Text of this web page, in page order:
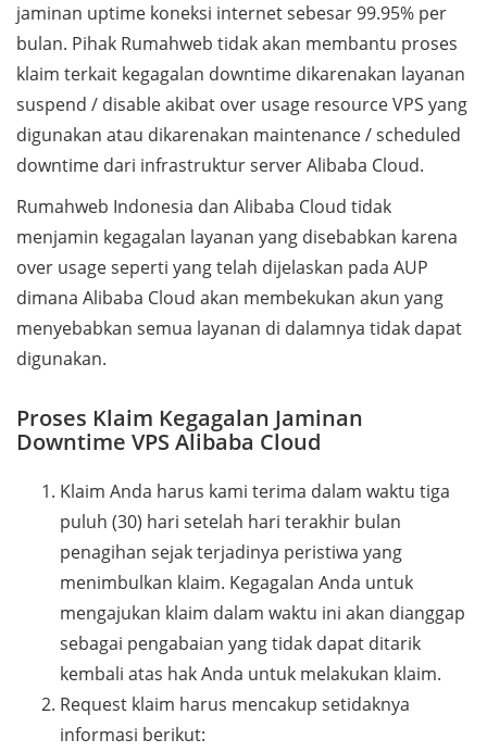
jaminan uptime koneksi internet sebesar 99.95% per
bulan. Pihak Rumahweb tidak akan membantu proses
klaim terkait kegagalan downtime dikarenakan layanan
suspend / disable akibat over usage resource VPS yang
digunakan atau dikarenakan maintenance / scheduled
downtime dari infrastruktur server Alibaba Cloud.
Rumahweb Indonesia dan Alibaba Cloud tidak
menjamin kegagalan layanan yang disebabkan karena
over usage seperti yang telah dijelaskan pada AUP
dimana Alibaba Cloud akan membekukan akun yang
menyebabkan semua layanan di dalamnya tidak dapat
digunakan.
Proses Klaim Kegagalan Jaminan
Downtime VPS Alibaba Cloud
Klaim Anda harus kami terima dalam waktu tiga
puluh (30) hari setelah hari terakhir bulan
penagihan sejak terjadinya peristiwa yang
menimbulkan klaim. Kegagalan Anda untuk
mengajukan klaim dalam waktu ini akan dianggap
sebagai pengabaian yang tidak dapat ditarik
kembali atas hak Anda untuk melakukan klaim.
Request klaim harus mencakup setidaknya
informasi berikut: